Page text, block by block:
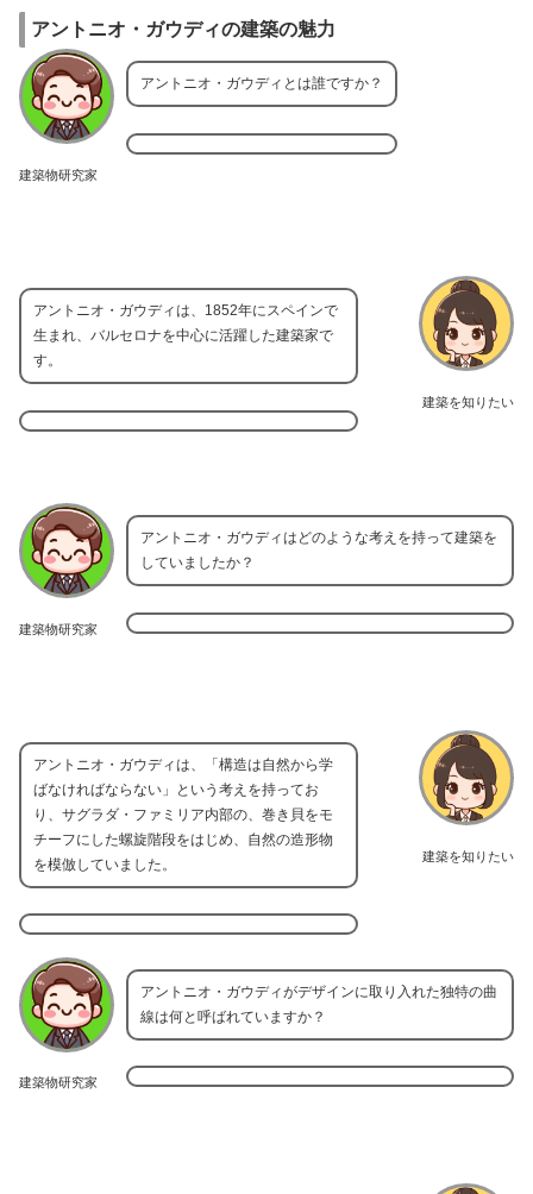
アントニオ・ガウディの建築の魅力
建築物研究家
アントニオ・ガウディとは誰ですか？
建築を知りたい
アントニオ・ガウディは、1852年にスペインで
生まれ、バルセロナを中心に活躍した建築家で
す。
建築物研究家
アントニオ・ガウディはどのような考えを持って建築を
していましたか？
建築を知りたい
アントニオ・ガウディは、「構造は自然から学
ばなければならない」という考えを持ってお
り、サグラダ・ファミリア内部の、巻き貝をモ
チーフにした螺旋階段をはじめ、自然の造形物
を模倣していました。
建築物研究家
アントニオ・ガウディがデザインに取り入れた独特の曲
線は何と呼ばれていますか？